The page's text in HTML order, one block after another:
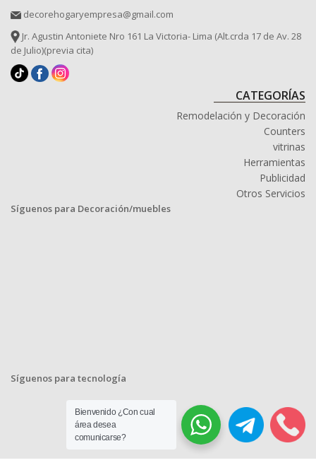
decorehogaryempresa@gmail.com
Jr. Agustin Antoniete Nro 161 La Victoria- Lima (Alt.crda 17 de Av. 28
de Julio)(previa cita)
CATEGORÍAS
Remodelación y Decoración
Counters
vitrinas
Herramientas
Publicidad
Otros Servicios
Síguenos para Decoración/muebles
Síguenos para tecnología
Bienvenido ¿Con cual
área desea
comunicarse?